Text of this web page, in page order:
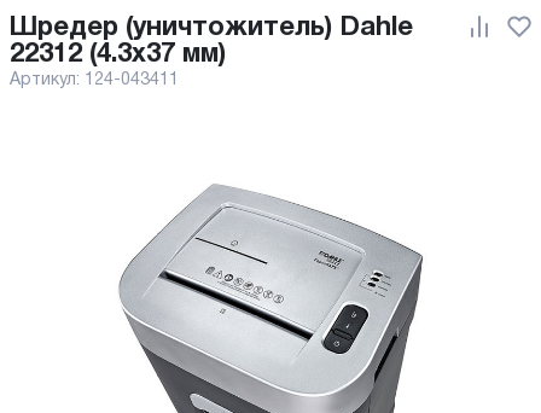
Шредер (уничтожитель) Dahle
22312 (4.3x37 мм)
Артикул: 124-043411